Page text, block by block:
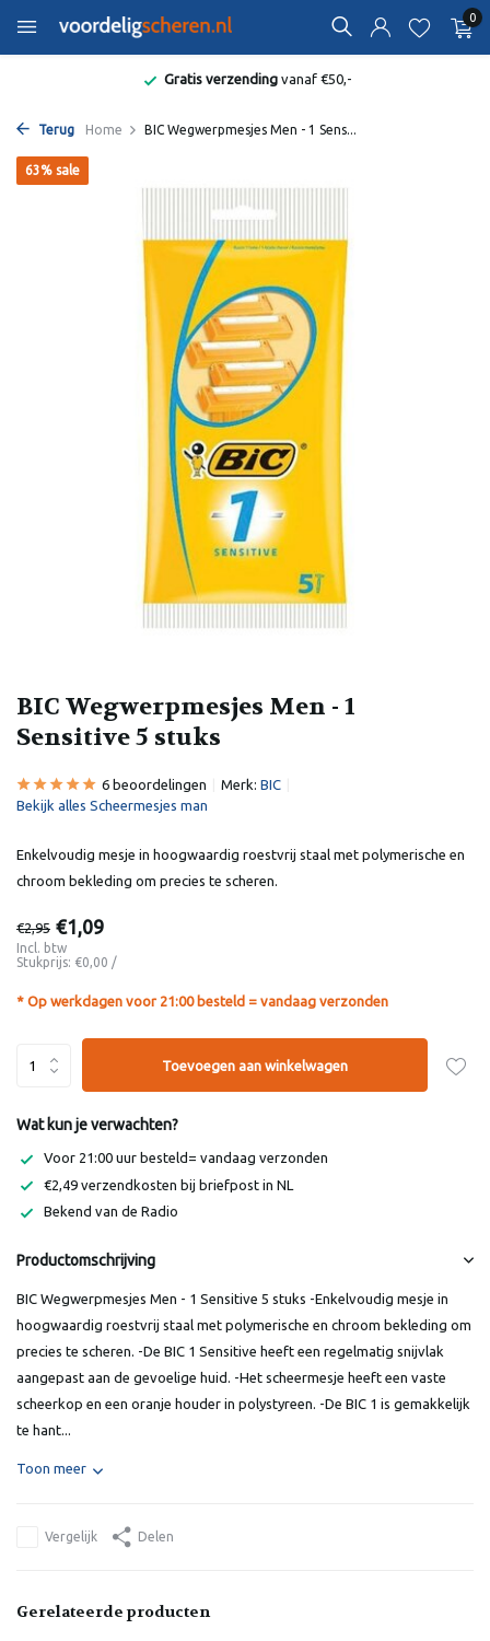
0
Gratis verzendingvanaf €50,-
Terug Home BIC Wegwerpmesjes Men - 1 Sens...
BIC Wegwerpmesjes Men - 1
Sensitive 5 stuks
63% sale
6 beoordelingen Merk: BIC
Bekijk alles Scheermesjes man
Enkelvoudig mesje in hoogwaardig roestvrij staal met polymerische en
chroom bekleding om precies te scheren.
€2,95 €1,09
Incl. btw
Stukprijs: €0,00 /
* Op werkdagen voor 21:00 besteld = vandaag verzonden
Toevoegen aan winkelwagen
Wat kun je verwachten?
Voor 21:00 uur besteld= vandaag verzonden
€2,49 verzendkosten bij briefpost in NL
Bekend van de Radio
Productomschrijving
BIC Wegwerpmesjes Men - 1 Sensitive 5 stuks -Enkelvoudig mesje in
hoogwaardig roestvrij staal met polymerische en chroom bekleding om
precies te scheren. -De BIC 1 Sensitive heeft een regelmatig snijvlak
aangepast aan de gevoelige huid. -Het scheermesje heeft een vaste
scheerkop en een oranje houder in polystyreen. -De BIC 1 is gemakkelijk
te hant...
Toon meer
Vergelijk Delen
Gerelateerde producten